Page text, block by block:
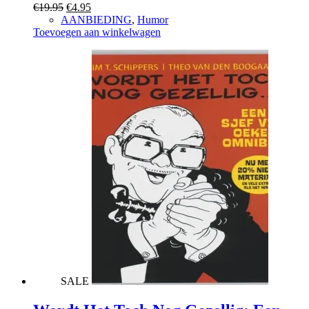
€19.95 Oorspronkelijke
prijs
was:
€4.95Huidige
prijs
is:
AANBIEDING, Humor
Toevoegen aan winkelwagen
SALE